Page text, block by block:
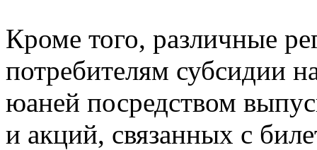
Кроме того, различные
потребителям субсидии
юаней посредством
и акций, связанных с